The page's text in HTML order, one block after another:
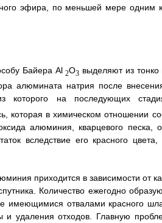
эфира, по меньшей мере
Байера Al 2O3выделяют из тонко
алюмината натрия после
которого на последующих
которая в химическом отношении
алюминия, кварцевого песка,
вследствие его красного
приходится в зависимости от
Количество ежегодно
имеющимися отвалами красного
удаления отходов. Главную